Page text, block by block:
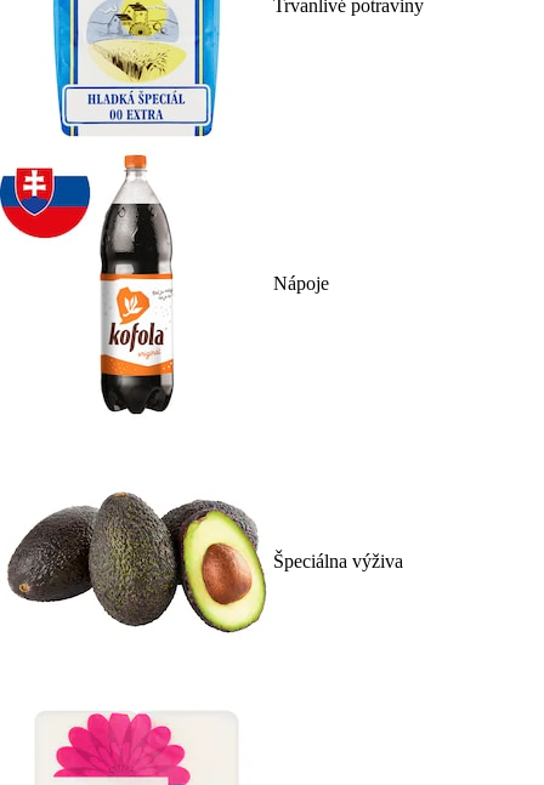
Trvanlivé potraviny
Nápoje
Špeciálna výživa